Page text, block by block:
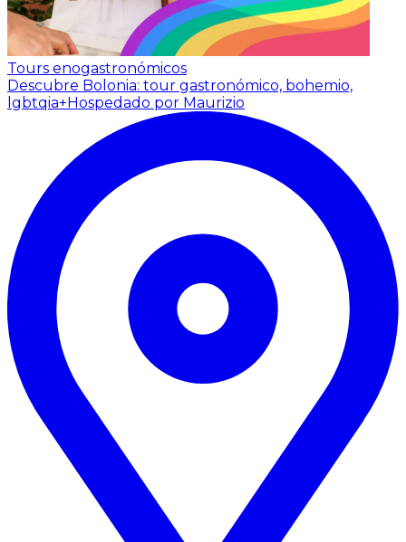
Tours enogastronómicos
Descubre Bolonia: tour gastronómico, bohemio,
lgbtqia+ Hospedado por Maurizio